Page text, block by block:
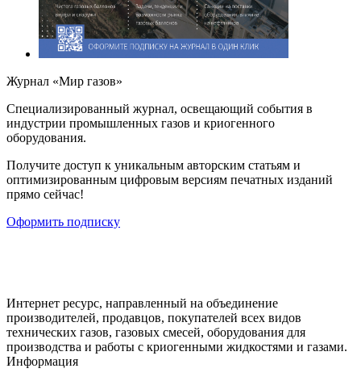
Журнал «Мир газов»
Cпециализированный журнал, освещающий события в
индустрии промышленных газов и криогенного
оборудования.
Получите доступ к уникальным авторским статьям и
оптимизированным цифровым версиям печатных изданий
прямо сейчас!
Оформить подписку
Интернет ресурс, направленный на объединение
производителей, продавцов, покупателей всех видов
технических газов, газовых смесей, оборудования для
производства и работы с криогенными жидкостями и газами.
Информация